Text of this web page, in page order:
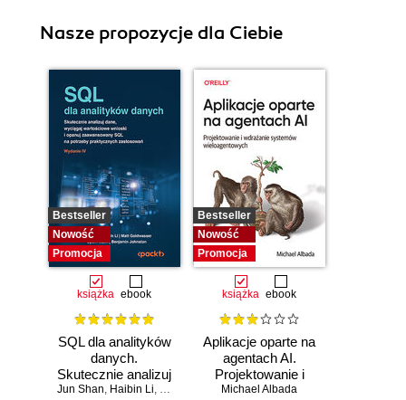
Nasze propozycje dla Ciebie
Bestseller
Nowość
Promocja
książka ebook
SQL dla analityków
danych.
Skutecznie analizuj
dane, wyciągaj
Jun Shan, Haibin Li, Matt Goldwasser,Upom Malik
Bestseller
Nowość
Promocja
książka ebook
Aplikacje oparte na
agentach AI.
Projektowanie i
wdrażanie
Michael Albada